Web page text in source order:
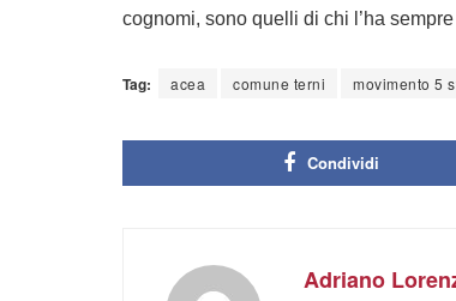
cognomi, sono quelli di chi l’ha
Tag: acea comune terni movimento 5
Condividi
Adriano